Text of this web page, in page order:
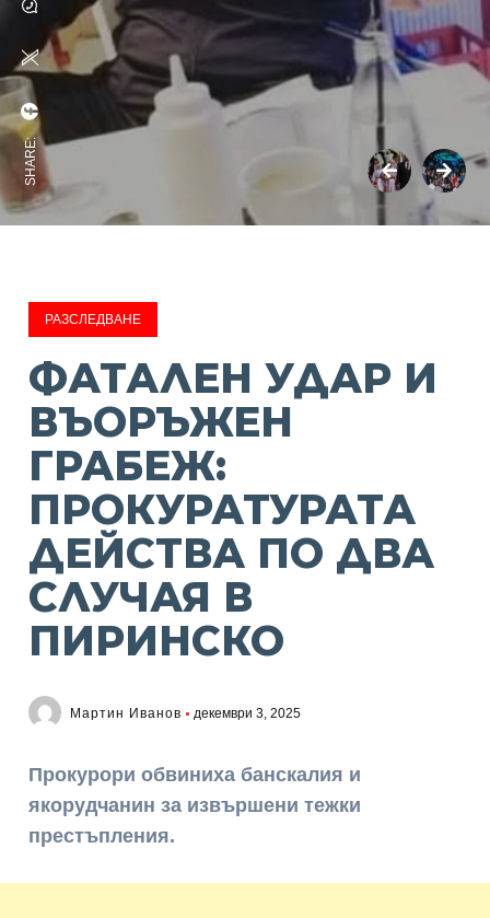
SHARE:
РАЗСЛЕДВАНЕ
ФАТАЛЕН УДАР И
ВЪОРЪЖЕН
ГРАБЕЖ:
ПРОКУРАТУРАТА
ДЕЙСТВА ПО ДВА
СЛУЧАЯ В
ПИРИНСКО
Мартин Иванов декември 3, 2025
Прокурори обвиниха банскалия и
якорудчанин за извършени тежки
престъпления.